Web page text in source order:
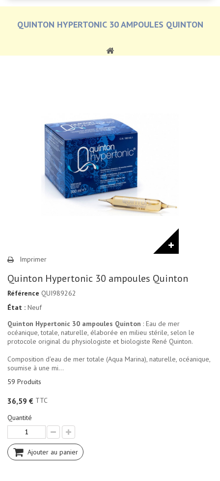
QUINTON HYPERTONIC 30 AMPOULES QUINTON
Imprimer
Quinton Hypertonic 30 ampoules Quinton
Référence QUI989262
État : Neuf
Quinton Hypertonic 30 ampoules Quinton : Eau de mer
océanique, totale, naturelle, élaborée en milieu stérile, selon le
protocole original du physiologiste et biologiste René Quinton.
Composition d'eau de mer totale (Aqua Marina), naturelle, océanique,
soumise à une mi...
59 Produits
36,59 € TTC
Quantité
Ajouter au panier